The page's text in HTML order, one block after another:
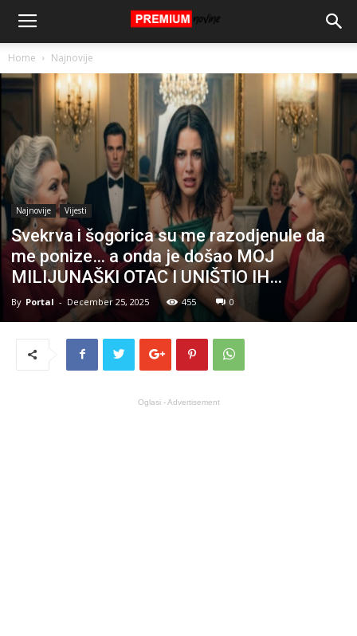
Home Najnovije
Najnovije Vijesti
Svekrva i šogorica su me razodjenule da
me ponize… a onda je došao MOJ
MILIJUNAŠKI OTAC I UNIŠTIO IH…
By Portal - December 25, 2025 455 0
Oglasi - Advertisement